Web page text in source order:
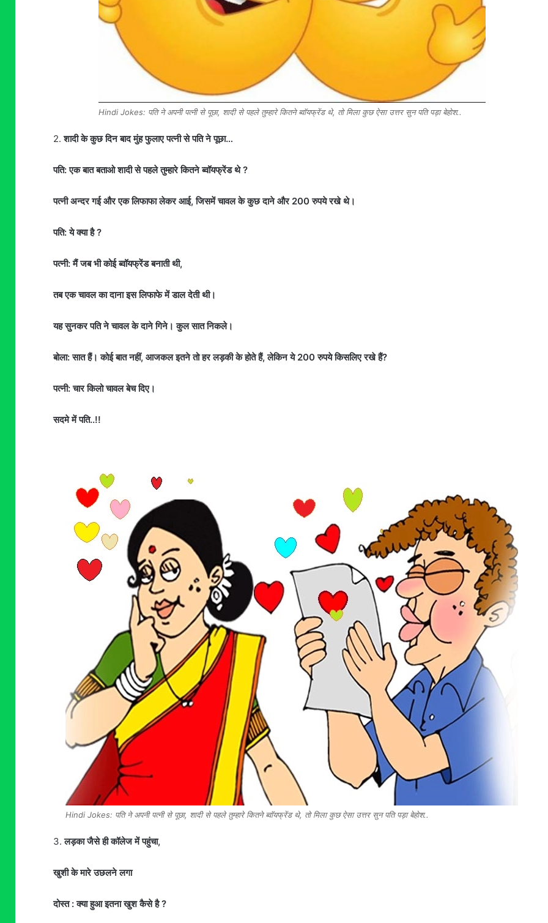
Hindi Jokes: पति ने अपनी पत्नी से पूछा, शादी से पहले तुम्हारे कितने ब्वॉयफ्रेंड थे, तो मिला कुछ ऐसा उत्तर सुन पति पड़ा बेहोश..
2.शादी के कुछ दिन बाद मुंह फुलाए पत्नी से पति ने पूछा…
पति: एक बात बताओ शादी से पहले तुम्हारे कितने ब्वॉयफ्रेंड थे ?
पत्नी अन्दर गई और एक लिफाफा लेकर आई, जिसमें चावल के कुछ दाने और 200 रुपये रखे थे।
पति: ये क्या है ?
पत्नी: मैं जब भी कोई ब्वॉयफ्रेंड बनाती थी,
तब एक चावल का दाना इस लिफाफे में डाल देती थी।
यह सुनकर पति ने चावल के दाने गिने। कुल सात निकले।
बोला: सात हैं। कोई बात नहीं, आजकल इतने तो हर लड़की के होते हैं, लेकिन ये 200 रुपये किसलिए रखे हैं?
पत्नी: चार किलो चावल बेच दिए।
सदमे में पति..!!
Hindi Jokes: पति ने अपनी पत्नी से पूछा, शादी से पहले तुम्हारे कितने ब्वॉयफ्रेंड थे, तो मिला कुछ ऐसा उत्तर सुन पति पड़ा बेहोश..
3.लड़का जैसे ही कॉलेज में पहुंचा,
खुशी के मारे उछलने लगा
दोस्त : क्या हुआ इतना खुश कैसे है ?